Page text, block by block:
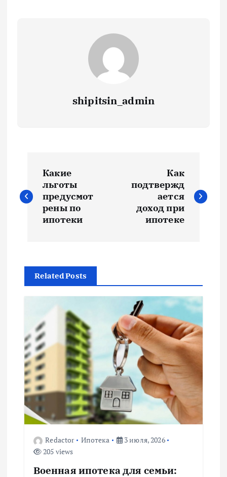
shipitsin_admin
а
г
а
и
я
п
о
Какие
льготы
предусмот
рены по
ипотеки
Как
подтвержд
ается
доход при
ипотеке
Related Posts
Redactor Ипотека
3 июля, 2026
205 views
Военная ипотека для семьи: